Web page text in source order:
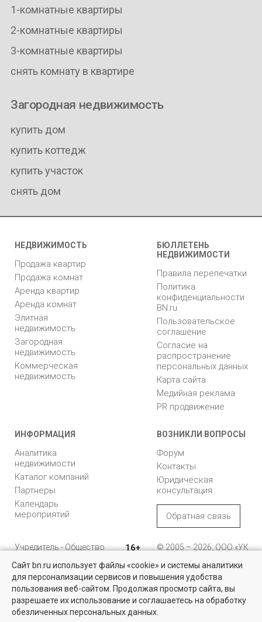
Найти квартиру - это просто!
Выбирайте среди 14 тысяч проверенных вариантов на вторичом
рынке жилья на портале BN.ru
1-комнатные квартиры
2-комнатные квартиры
3-комнатные квартиры
снять комнату в квартире
Загородная недвижимость
купить дом
купить коттедж
купить участок
снять дом
НЕДВИЖИМОСТЬ
Продажа квартир
Продажа комнат
Аренда квартир
Аренда комнат
Элитная
недвижимость
Загородная
недвижимость
Коммерческая
недвижимость
БЮЛЛЕТЕНЬ
НЕДВИЖИМОСТИ
Правила перепечатки
Политика
конфиденциальности
BN.ru
Пользовательское
соглашение
Согласие на
распространение
персональных данных
Карта сайта
Медийная реклама
PR продвижение
ИНФОРМАЦИЯ
Аналитика
недвижимости
Каталог компаний
Партнеры
Календарь
мероприятий
ВОЗНИКЛИ ВОПРОСЫ
Форум
Контакты
Юридическая
консультация
Обратная связь
Учредитель - Общество
ответственностью
"Управляющая
компания "Бюллетень
недвижимости"
16+
© 2005 – 2026, ООО «УК
196105, Санкт-
Петербург, пр. Юрия
Гагарина, 1
8 (812) 331-93-56
Сайт bn.ru использует файлы «cookie» и системы аналитики
для персонализации сервисов и повышения удобства
пользования веб-сайтом. Продолжая просмотр сайта, вы
разрешаете их использование и соглашаетесь на обработку
обезличенных персональных данных.